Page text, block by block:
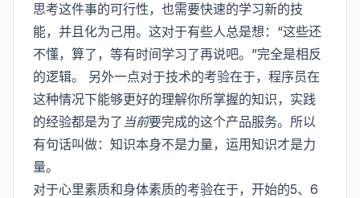
思考这件事的可行性，也需要快速的学习新的技
能，并且化为己用。这对于有些人总是想：“这些还
不懂，算了，等有时间学习了再说吧。”完全是相反
的逻辑。 另外一点对于技术的考验在于，程序员在
这种情况下能够更好的理解你所掌握的知识，实践
的经验都是为了 当前要完成的这个产品服务。所以
有句话叫做：知识本身不是力量，运用知识才是力
量。
对于心里素质和身体素质的考验在于，开始的5、6